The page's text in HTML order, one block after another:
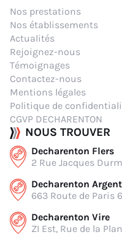
Nos prestations
Nos établissements
Actualités
Rejoignez-nous
Témoignages
Contactez-nous
Mentions légales
Politique de
CGVP DECHARENTON
NOUS TROUVER
Decharenton Flers
2 Rue Jacques
Decharenton
663 Route de Paris
Decharenton Vire
ZI Est, Rue de la